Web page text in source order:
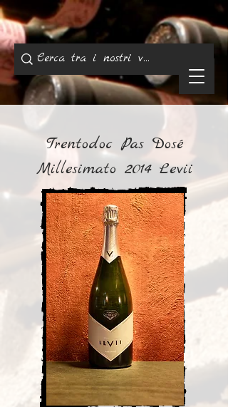
Trentodoc Pas Dosé
Millesimato 2014 Levii